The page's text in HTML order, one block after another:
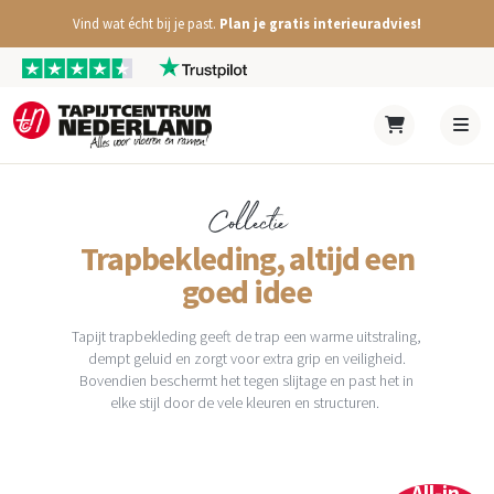
Vind wat écht bij je past. Plan je gratis interieuradvies!
Collectie
Trapbekleding, altijd een
goed idee
Tapijt trapbekleding geeft de trap een warme uitstraling,
dempt geluid en zorgt voor extra grip en veiligheid.
Bovendien beschermt het tegen slijtage en past het in
elke stijl door de vele kleuren en structuren.